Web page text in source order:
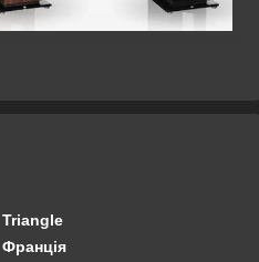
Triangle
Франція